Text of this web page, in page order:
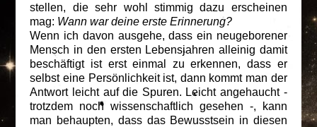
stellen, die sehr wohl stimmig dazu erscheinen
mag: Wann war deine erste Erinnerung?
Wenn ich davon ausgehe, dass ein neugeborener
Mensch in den ersten Lebensjahren alleinig damit
beschäftigt ist erst einmal zu erkennen, dass er
selbst eine Persönlichkeit ist, dann kommt man der
Antwort leicht auf die Spuren. Leicht angehaucht -
trotzdem noch wissenschaftlich gesehen -, kann
man behaupten, dass das Bewusstsein in diesen